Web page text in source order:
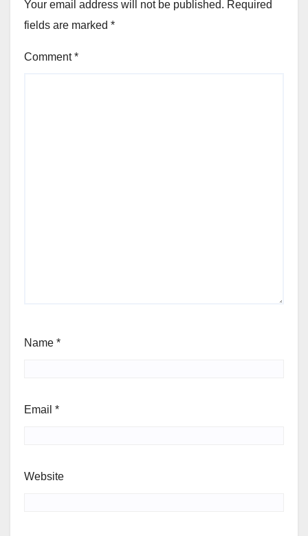
Your email address will not be published. Required
fields are marked *
Comment*
Name *
Email *
Website